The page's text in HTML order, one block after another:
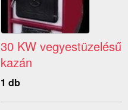
30 KW vegyestüzelésű
kazán
1 db